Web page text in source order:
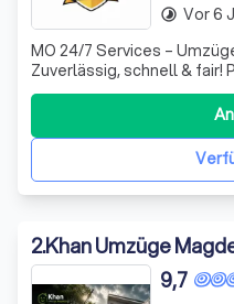
MO 24/7 Services –
Zuverlässig, schnell & fair!
Möbeltransport,
Montage. 📍Raum
timelapse Vor 6
2.Khan Umzüge
9,7